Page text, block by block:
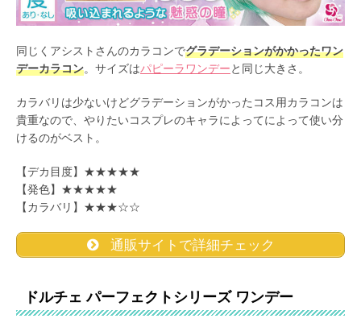
同じくアシストさんのカラコンでグラデーションがかかったワン
デーカラコン。サイズはパピーラワンデーと同じ大きさ。
カラバリは少ないけどグラデーションがかったコス用カラコンは
貴重なので、やりたいコスプレのキャラによってによって使い分
けるのがベスト。
【デカ目度】★★★★★
【発色】★★★★★
【カラバリ】★★★☆☆
通販サイトで詳細チェック
ドルチェ パーフェクトシリーズ ワンデー